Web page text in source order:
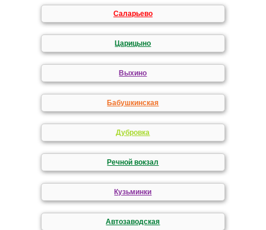
Саларьево
Царицыно
Выхино
Бабушкинская
Дубровка
Речной вокзал
Кузьминки
Автозаводская